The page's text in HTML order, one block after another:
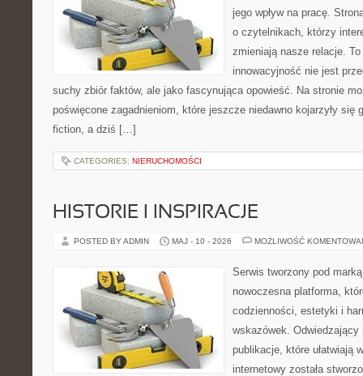
jego wpływ na pracę.
o czytelnikach, którzy
zmieniają nasze relacje.
innowacyjność nie jest
suchy zbiór faktów, ale jako fascynująca opowieść. Na stronie
poświęcone zagadnieniom, które jeszcze niedawno kojarzyły się
fiction, a dziś […]
CATEGORIES: NIERUCHOMOŚCI
HISTORIE I INSPIRACJE
POSTED BY ADMIN MAJ - 10 - 2026 MOŻLIWOŚĆ
Serwis tworzony pod
nowoczesna platforma,
codzienności, estetyki i
wskazówek.
publikacje, które ułatwiają
internetowy została